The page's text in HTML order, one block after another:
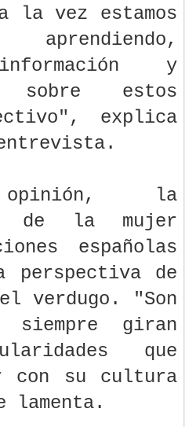
vez estamos
aprendiendo,
y
sobre estos
explica
la
de la mujer
españolas
perspectiva de
verdugo. "Son
siempre giran
que
con su cultura